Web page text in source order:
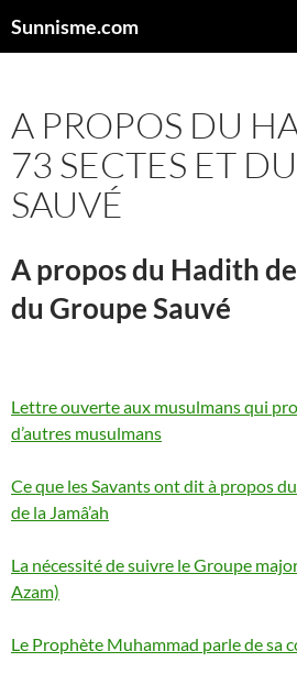
auSunnisme.com
A PROPOS DU
73 SECTES ET
SAUVÉ
A propos du Hadith
du Groupe Sauvé
Lettre ouverte aux musulmans qui
d’autres musulmans
Ce que les Savants ont dit à propos
de la Jamâ’ah
La nécessité de suivre le Groupe
Azam)
Le Prophète Muhammad parle de sa